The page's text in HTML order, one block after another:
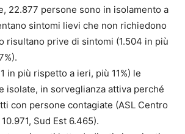
22.877 persone sono in isolamento a
sintomi lievi che non richiedono
risultano prive di sintomi (1.504 in più
in più rispetto a ieri, più 11%) le
isolate, in sorveglianza attiva perché
con persone contagiate (ASL Centro
Sud Est 6.465).